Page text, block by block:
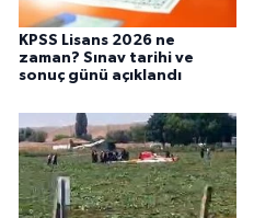
KPSS Lisans 2026 ne
zaman? Sınav tarihi ve
sonuç günü açıklandı